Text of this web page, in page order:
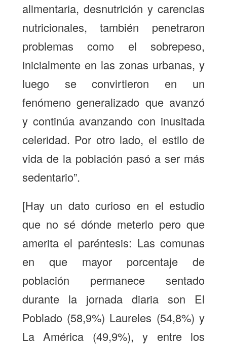
alimentaria, desnutrición y carencias
nutricionales, también penetraron
problemas como el sobrepeso,
inicialmente en las zonas urbanas, y
luego se convirtieron en un
fenómeno generalizado que avanzó
y continúa avanzando con inusitada
celeridad. Por otro lado, el estilo de
vida de la población pasó a ser más
sedentario”.
[Hay un dato curioso en el estudio
que no sé dónde meterlo pero que
amerita el paréntesis: Las comunas
en que mayor porcentaje de
población permanece sentado
durante la jornada diaria son El
Poblado (58,9%) Laureles (54,8%) y
La América (49,9%), y entre los